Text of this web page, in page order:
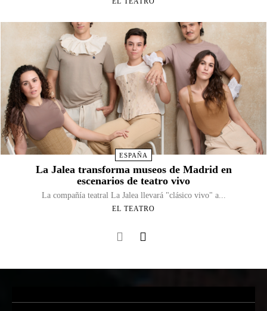
ESPAÑA
La Jalea transforma museos de Madrid en
escenarios de teatro vivo
La compañía teatral La Jalea llevará "clásico vivo" a...
EL TEATRO